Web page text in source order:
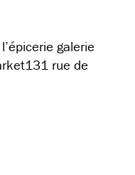
galerie
rue de